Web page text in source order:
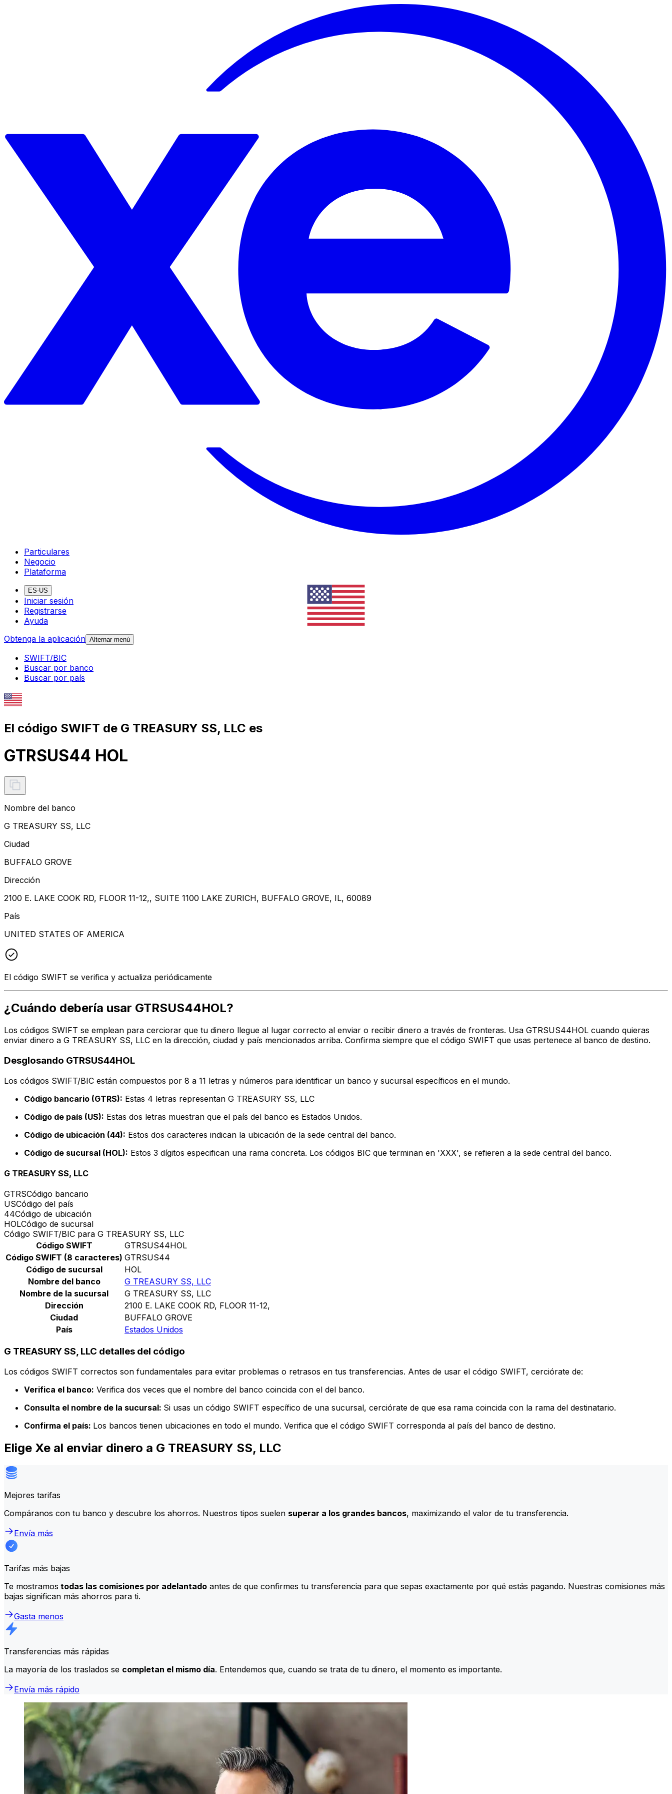
Particulares
Negocio
Plataforma
ES-US
Iniciar sesión
Registrarse
Ayuda
Obtenga la aplicación Alternar menú
SWIFT/BIC
Buscar por banco
Buscar por país
El código SWIFT de G TREASURY SS, LLC es
GTRSUS44 HOL
Nombre del banco
G TREASURY SS, LLC
Ciudad
BUFFALO GROVE
Dirección
2100 E. LAKE COOK RD, FLOOR 11-12,, SUITE 1100 LAKE ZURICH, BUFFALO GROVE, IL, 60089
País
UNITED STATES OF AMERICA
El código SWIFT se verifica y actualiza periódicamente
¿Cuándo debería usar GTRSUS44HOL?
Los códigos SWIFT se emplean para cerciorar que tu dinero llegue al lugar correcto al enviar o recibir dinero a través de fronteras. Usa GTRSUS44HOL cuando quieras
enviar dinero a G TREASURY SS, LLC en la dirección, ciudad y país mencionados arriba. Confirma siempre que el código SWIFT que usas pertenece al banco de destino.
Desglosando GTRSUS44HOL
Los códigos SWIFT/BIC están compuestos por 8 a 11 letras y números para identificar un banco y sucursal específicos en el mundo.
Código bancario (GTRS): Estas 4 letras representan G TREASURY SS, LLC
Código de país (US): Estas dos letras muestran que el país del banco es Estados Unidos.
Código de ubicación (44): Estos dos caracteres indican la ubicación de la sede central del banco.
Código de sucursal (HOL): Estos 3 dígitos especifican una rama concreta. Los códigos BIC que terminan en 'XXX', se refieren a la sede central del banco.
G TREASURY SS, LLC
GTRSCódigo bancario
USCódigo del país
44Código de ubicación
HOLCódigo de sucursal
Código SWIFT/BIC para G TREASURY SS, LLC
Código SWIFT
GTRSUS44HOL
Código SWIFT (8 caracteres) GTRSUS44
Código de sucursal
HOL
Nombre del banco
G TREASURY SS, LLC
Nombre de la sucursal
G TREASURY SS, LLC
Dirección
2100 E. LAKE COOK RD, FLOOR 11-12,
Ciudad
BUFFALO GROVE
País
Estados Unidos
G TREASURY SS, LLC detalles del código
Los códigos SWIFT correctos son fundamentales para evitar problemas o retrasos en tus transferencias. Antes de usar el código SWIFT, cerciórate de:
Verifica el banco: Verifica dos veces que el nombre del banco coincida con el del banco.
Consulta el nombre de la sucursal: Si usas un código SWIFT específico de una sucursal, cerciórate de que esa rama coincida con la rama del destinatario.
Confirma el país: Los bancos tienen ubicaciones en todo el mundo. Verifica que el código SWIFT corresponda al país del banco de destino.
Elige Xe al enviar dinero a G TREASURY SS, LLC
Mejores tarifas
Compáranos con tu banco y descubre los ahorros. Nuestros tipos suelen superar a los grandes bancos, maximizando el valor de tu transferencia.
Envía más
Tarifas más bajas
Te mostramos todas las comisiones por adelantado antes de que confirmes tu transferencia para que sepas exactamente por qué estás pagando. Nuestras comisiones más
bajas significan más ahorros para ti.
Gasta menos
Transferencias más rápidas
La mayoría de los traslados se completan el mismo día. Entendemos que, cuando se trata de tu dinero, el momento es importante.
Envía más rápido